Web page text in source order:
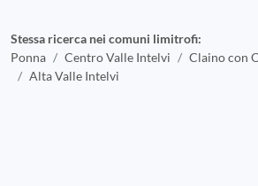
Stessa ricerca nei comuni limitrofi:
Ponna
Centro Valle Intelvi Claino con
Alta Valle Intelvi